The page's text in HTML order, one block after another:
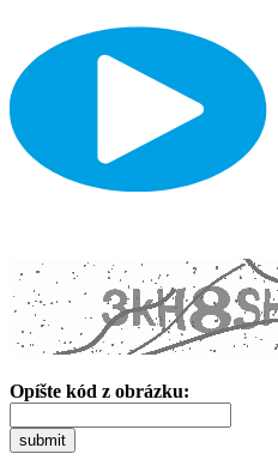
Opíšte kód z obrázku:
submit